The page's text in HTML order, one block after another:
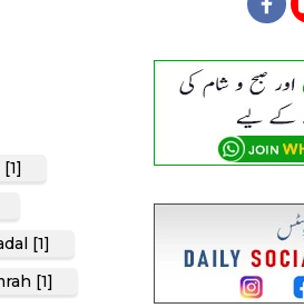
[1]
[1]